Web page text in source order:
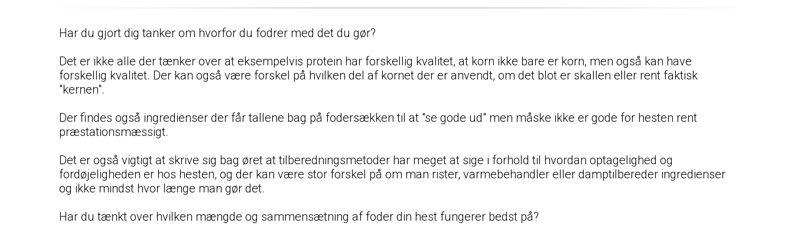
Har du gjort dig tanker om hvorfor du fodrer med det du gør?
Det er ikke alle der tænker over at eksempelvis protein har forskellig kvalitet, at korn ikke bare er korn, men også kan have
forskellig kvalitet. Der kan også være forskel på hvilken del af kornet der er anvendt, om det blot er skallen eller rent faktisk
"kernen".
Der findes også ingredienser der får tallene bag på fodersækken til at "se gode ud" men måske ikke er gode for hesten rent
præstationsmæssigt.
Det er også vigtigt at skrive sig bag øret at tilberedningsmetoder har meget at sige i forhold til hvordan optagelighed og
fordøjeligheden er hos hesten, og der kan være stor forskel på om man rister, varmebehandler eller damptilbereder ingredienser
og ikke mindst hvor længe man gør det.
Har du tænkt over hvilken mængde og sammensætning af foder din hest fungerer bedst på?